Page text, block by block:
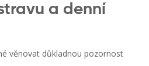
a denní
věnovat důkladnou pozornost